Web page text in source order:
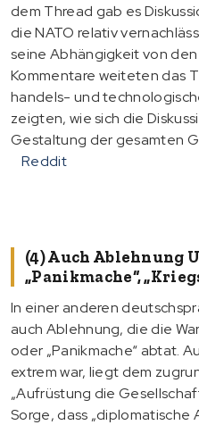
dem Thread gab es
die NATO relativ
seine Abhängigkeit von den
Kommentare weiteten das
handels- und
zeigten, wie sich die
Gestaltung der gesamten
Reddit
(4) Auch Ablehnung
„Panikmache“,
In einer anderen
auch Ablehnung, die die
oder „Panikmache“ abtat.
extrem war, liegt dem
„Aufrüstung die
Sorge, dass „diplomatische